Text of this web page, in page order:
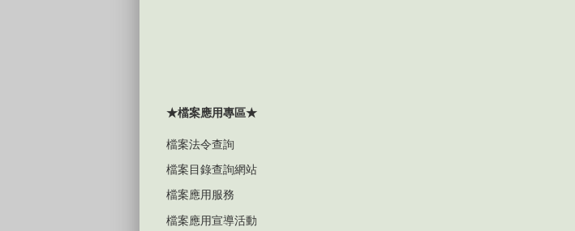
★檔案應用專區★
檔案法令查詢
檔案目錄查詢網站
檔案應用服務
檔案應用宣導活動